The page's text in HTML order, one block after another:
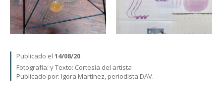
Publicado el 14/08/20
Fotografía: y Texto: Cortesía del artista
Publicado por: Igora Martínez, periodista DAV.